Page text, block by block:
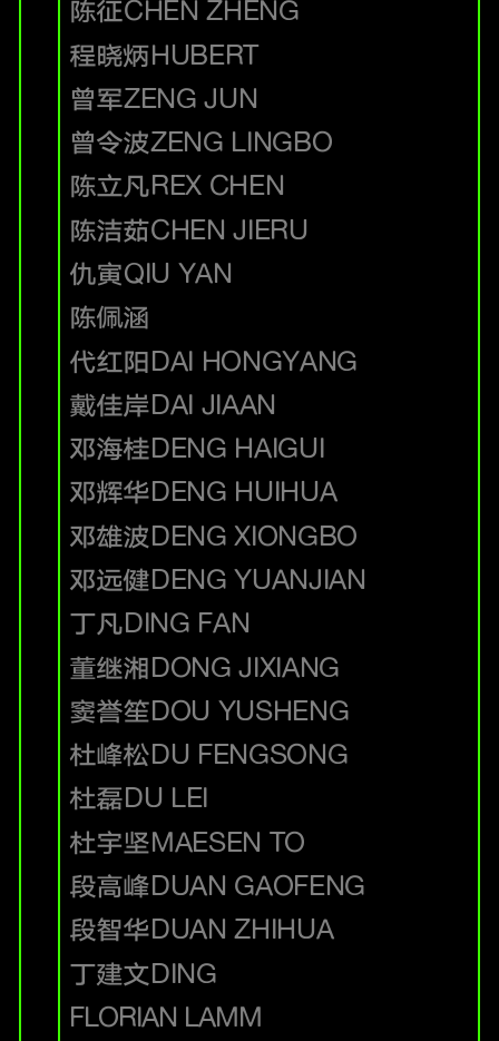
陈征CHEN ZHENG
程晓炳HUBERT
曾军ZENG JUN
曾令波ZENG LINGBO
陈立凡REX CHEN
陈洁茹CHEN JIERU
仇寅QIU YAN
陈佩涵
代红阳DAI HONGYANG
戴佳岸DAI JIAAN
邓海桂DENG HAIGUI
邓辉华DENG HUIHUA
邓雄波DENG XIONGBO
邓远健DENG YUANJIAN
丁凡DING FAN
董继湘DONG JIXIANG
窦誉笙DOU YUSHENG
杜峰松DU FENGSONG
杜磊DU LEI
杜宇坚MAESEN TO
段高峰DUAN GAOFENG
段智华DUAN ZHIHUA
丁建文DING
FLORIAN LAMM